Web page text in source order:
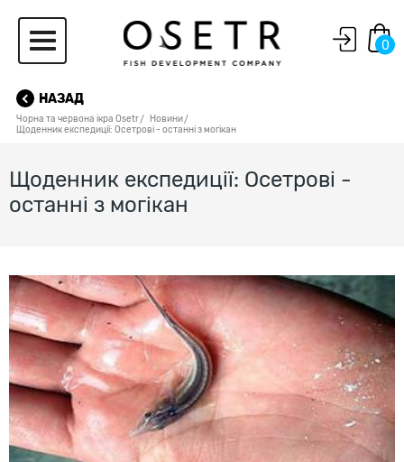
0
НАЗАД
Чорна та червона ікра Osetr
Новини
Щоденник експедиції: Осетрові - останні з могікан
Щоденник експедиції: Осетрові -
останні з могікан